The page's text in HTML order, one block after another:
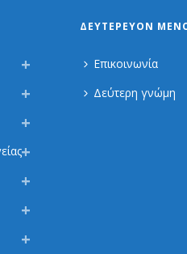
ΔΕΥΤΕΡΕΎΟΝ
Επικοινωνία
Δεύτερη γνώμη